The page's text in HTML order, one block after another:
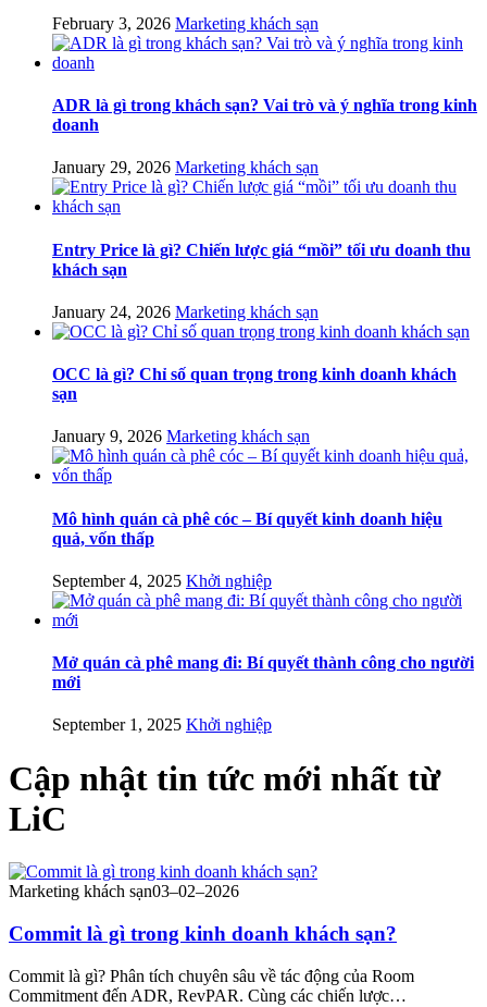
February 3, 2026 Marketing khách sạn
ADR là gì trong khách sạn? Vai trò và ý nghĩa trong kinh
doanh
January 29, 2026 Marketing khách sạn
Entry Price là gì? Chiến lược giá “mồi” tối ưu doanh thu
khách sạn
January 24, 2026 Marketing khách sạn
OCC là gì? Chỉ số quan trọng trong kinh doanh khách
sạn
January 9, 2026 Marketing khách sạn
Mô hình quán cà phê cóc – Bí quyết kinh doanh hiệu
quả, vốn thấp
September 4, 2025 Khởi nghiệp
Mở quán cà phê mang đi: Bí quyết thành công cho người
mới
September 1, 2025 Khởi nghiệp
Cập nhật tin tức mới nhất từ
LiC
Marketing khách sạn03–02–2026
Commit là gì trong kinh doanh khách sạn?
Commit là gì? Phân tích chuyên sâu về tác động của Room
Commitment đến ADR, RevPAR. Cùng các chiến lược…